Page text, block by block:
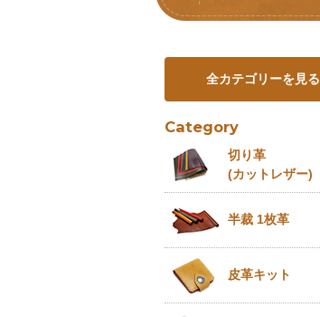
全カテゴリーを見る
Category
切り革
(カットレザー)
半裁 1枚革
皮革キット